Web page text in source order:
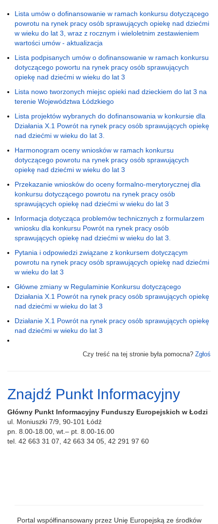
Lista umów o dofinansowanie w ramach konkursu dotyczącego
powrotu na rynek pracy osób sprawujących opiekę nad dziećmi
w wieku do lat 3, wraz z rocznym i wieloletnim zestawieniem
wartości umów - aktualizacja
Lista podpisanych umów o dofinansowanie w ramach konkursu
dotyczącego powortu na rynek pracy osób sprawujących
opiekę nad dziećmi w wieku do lat 3
Lista nowo tworzonych miejsc opieki nad dzieckiem do lat 3 na
terenie Województwa Łódzkiego
Lista projektów wybranych do dofinansowania w konkursie dla
Działania X.1 Powrót na rynek pracy osób sprawujących opiekę
nad dziećmi w wieku do lat 3.
Harmonogram oceny wniosków w ramach konkursu
dotyczącego powrotu na rynek pracy osób sprawujących
opiekę nad dziećmi w wieku do lat 3
Przekazanie wniosków do oceny formalno-merytorycznej dla
konkursu dotyczącego powrotu na rynek pracy osób
sprawujących opiekę nad dziećmi w wieku do lat 3
Informacja dotycząca problemów technicznych z formularzem
wniosku dla konkursu Powrót na rynek pracy osób
sprawujących opiekę nad dziećmi w wieku do lat 3.
Pytania i odpowiedzi związane z konkursem dotyczącym
powrotu na rynek pracy osób sprawujących opiekę nad dziećmi
w wieku do lat 3
Główne zmiany w Regulaminie Konkursu dotyczącego
Działania X.1 Powrót na rynek pracy osób sprawujących opiekę
nad dziećmi w wieku do lat 3
Działanie X.1 Powrót na rynek pracy osób sprawujących opiekę
nad dziećmi w wieku do lat 3
Czy treść na tej stronie była pomocna? Zgłoś
Znajdź Punkt Informacyjny
Główny Punkt Informacyjny Funduszy Europejskich w Łodzi
ul. Moniuszki 7/9, 90-101 Łódź
pn. 8.00-18.00, wt.– pt. 8.00-16.00
tel. 42 663 31 07, 42 663 34 05, 42 291 97 60
Portal współfinansowany przez Unię Europejską ze środków